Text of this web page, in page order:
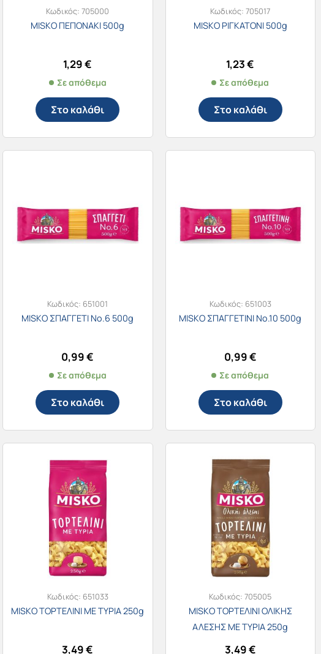
Κωδικός:705000
MISKO ΠΕΠΟΝΑΚΙ 500g
1,29€
Σε απόθεμα
Στο καλάθι
Κωδικός:705017
MISKO ΡΙΓΚΑΤΟΝΙ 500g
1,23€
Σε απόθεμα
Στο καλάθι
Κωδικός: 651001
MISKO ΣΠΑΓΓΕΤΙ Νο.6 500g
0,99€
Σε απόθεμα
Στο καλάθι
Κωδικός: 651003
MISKO ΣΠΑΓΓΕΤΙΝΙ Νο.10 500g
0,99€
Σε απόθεμα
Στο καλάθι
Κωδικός: 651033
MISKO ΤΟΡΤΕΛΙΝΙ ΜΕ ΤΥΡΙΑ 250g
3,49€
Κωδικός:705005
MISKO ΤΟΡΤΕΛΙΝΙ ΟΛΙΚΗΣ
ΑΛΕΣΗΣ ΜΕ ΤΥΡΙΑ 250g
3,49€